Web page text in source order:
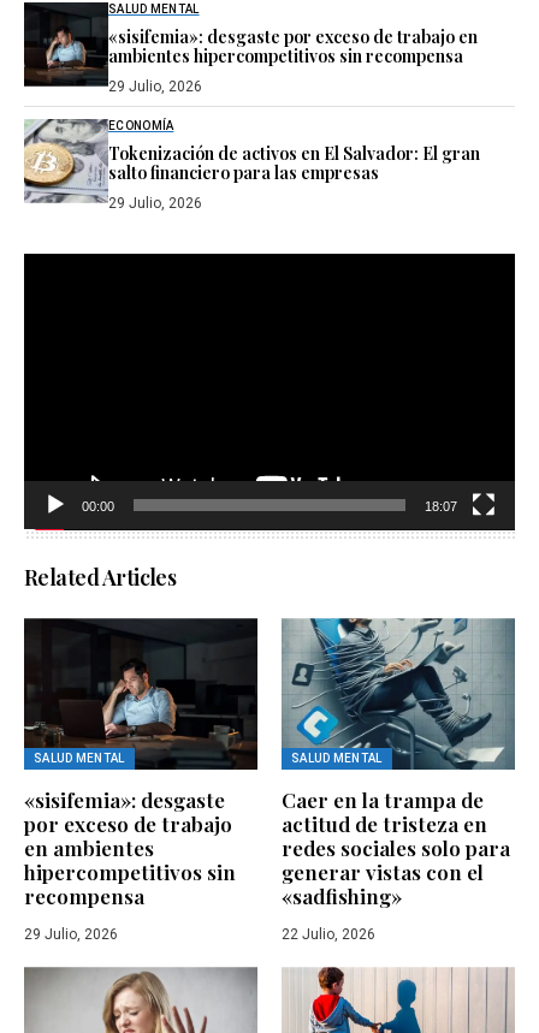
SALUD MENTAL
«sisifemia»: desgaste por exceso de trabajo en
ambientes hipercompetitivos sin recompensa
29 Julio, 2026
ECONOMÍA
Tokenización de activos en El Salvador: El gran
salto financiero para las empresas
29 Julio, 2026
00:00 18:07
Related Articles
SALUD MENTAL
«sisifemia»: desgaste
por exceso de trabajo
en ambientes
hipercompetitivos sin
recompensa
29 Julio, 2026
SALUD MENTAL
Caer en la trampa de
actitud de tristeza en
redes sociales solo para
generar vistas con el
«sadfishing»
22 Julio, 2026